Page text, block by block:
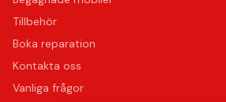
Tillbehör
Boka reparation
Kontakta oss
Vanliga frågor